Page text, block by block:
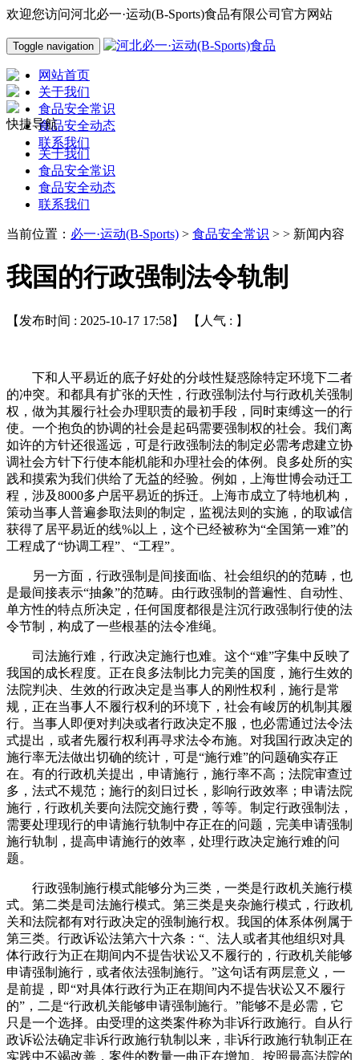
欢迎您访问河北必一·运动(B-Sports)食品有限公司官方网站
Toggle navigation
网站首页
关于我们
食品安全常识
食品安全动态
联系我们
快捷导航
关于我们
食品安全常识
食品安全动态
联系我们
当前位置： 必一·运动(B-Sports) > 食品安全常识 > > 新闻内容
我国的行政强制法令轨制
【发布时间 : 2025-10-17 17:58】 【人气 : 】
下和人平易近的底子好处的分歧性疑惑除特定环境下二者
的冲突。和都具有扩张的天性，行政强制法付与行政机关强制
权，做为其履行社会办理职责的最初手段，同时束缚这一的行
使。一个抱负的协调的社会是起码需要强制权的社会。我们离
如许的方针还很遥远，可是行政强制法的制定必需考虑建立协
调社会方针下行使本能机能和办理社会的体例。良多处所的实
践和摸索为我们供给了无益的经验。例如，上海世博会动迁工
程，涉及8000多户居平易近的拆迁。上海市成立了特地机构，
策动当事人普遍参取法则的制定，监视法则的实施，的取诚信
获得了居平易近的线%以上，这个已经被称为“全国第一难”的
工程成了“协调工程”、“工程”。
另一方面，行政强制是间接面临、社会组织的的范畴，也
是最间接表示“抽象”的范畴。由行政强制的普遍性、自动性、
单方性的特点所决定，任何国度都很是注沉行政强制行使的法
令节制，构成了一些根基的法令准绳。
司法施行难，行政决定施行也难。这个“难”字集中反映了
我国的成长程度。正在良多法制比力完美的国度，施行生效的
法院判决、生效的行政决定是当事人的刚性权利，施行是常
规，正在当事人不履行权利的环境下，社会有峻厉的机制其履
行。当事人即便对判决或者行政决定不服，也必需通过法令法
式提出，或者先履行权利再寻求法令布施。对我国行政决定的
施行率无法做出切确的统计，可是“施行难”的问题确实存正
在。有的行政机关提出，申请施行，施行率不高；法院审查过
多，法式不规范；施行的刻日过长，影响行政效率；申请法院
施行，行政机关要向法院交施行费，等等。制定行政强制法，
需要处理现行的申请施行轨制中存正在的问题，完美申请强制
施行轨制，提高申请施行的效率，处理行政决定施行难的问
题。
行政强制施行模式能够分为三类，一类是行政机关施行模
式。第二类是司法施行模式。第三类是夹杂施行模式，行政机
关和法院都有对行政决定的强制施行权。我国的体系体例属于
第三类。行政诉讼法第六十六条：“、法人或者其他组织对具
体行政行为正在期间内不提告状讼又不履行的，行政机关能够
申请强制施行，或者依法强制施行。”这句话有两层意义，一
是前提，即“对具体行政行为正在期间内不提告状讼又不履行
的”，二是“行政机关能够申请强制施行。”能够不是必需，它
只是一个选择。由受理的这类案件称为非诉行政施行。自从行
政诉讼法确定非诉行政施行轨制以来，非诉行政施行轨制正在
实践中不竭改善，案件的数量一曲正在增加。按照最高法院的